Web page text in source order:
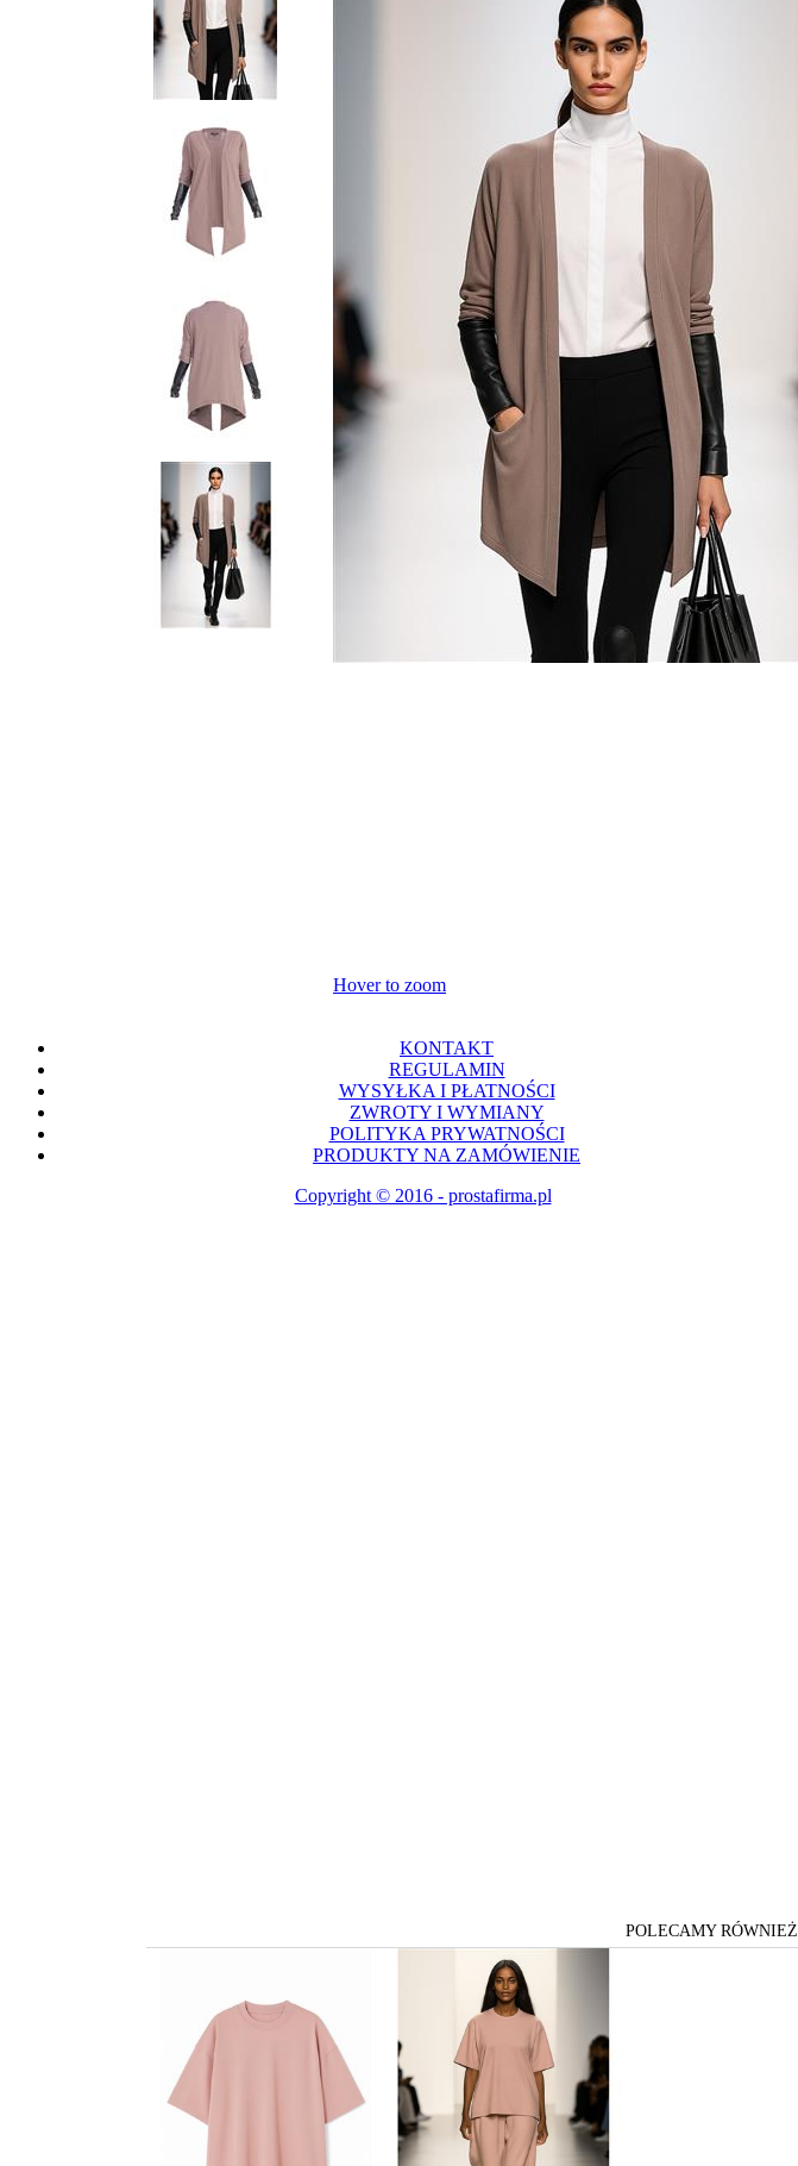
Hover to zoom
POLECAMY RÓWNIEŻ
KONTAKT
REGULAMIN
WYSYŁKA I PŁATNOŚCI
ZWROTY I WYMIANY
POLITYKA PRYWATNOŚCI
PRODUKTY NA ZAMÓWIENIE
Copyright © 2016 - prostafirma.pl